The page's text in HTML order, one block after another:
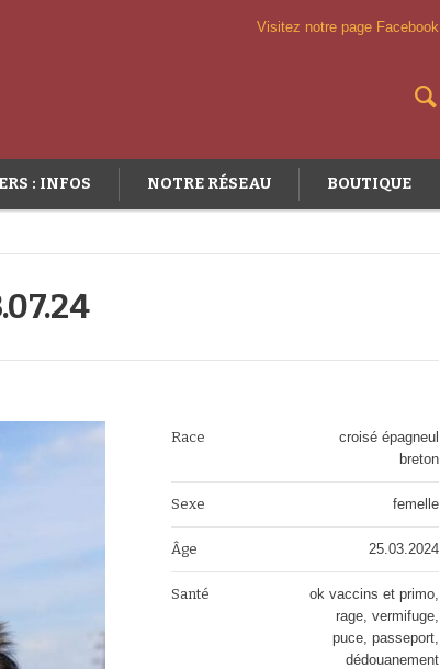
Visitez notre page Facebook
: INFOS NOTRE RÉSEAU BOUTIQUE
Race
croisé épagneul
breton
Sexe femelle
Âge 25.03.2024
Santé
ok vaccins et primo,
rage, vermifuge,
puce, passeport,
dédouanement